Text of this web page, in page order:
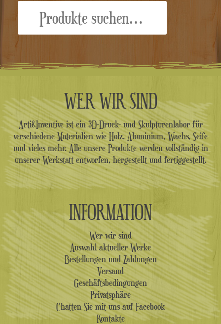
WER WIR SIND
Arti&Inventive ist ein 3D-Druck- und Skulpturenlabor für
verschiedene Materialien wie Holz, Aluminium, Wachs, Seife
und vieles mehr. Alle unsere Produkte werden vollständig in
unserer Werkstatt entworfen, hergestellt und fertiggestellt.
INFORMATION
Wer wir sind
Auswahl aktueller Werke
Bestellungen und Zahlungen
Versand
Geschäftsbedingungen
Privatsphäre
Chatten Sie mit uns auf Facebook
Kontakte